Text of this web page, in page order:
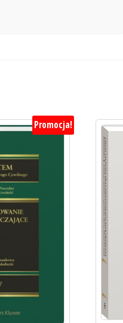
Promocja!